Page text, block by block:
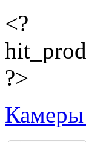
<?
?>
Камеры